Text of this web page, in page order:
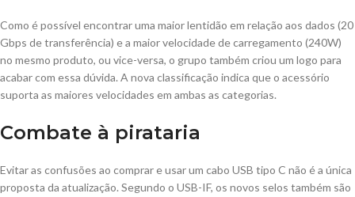
Como é possível encontrar uma maior lentidão em relação aos dados (20
Gbps de transferência) e a maior velocidade de carregamento (240W)
no mesmo produto, ou vice-versa, o grupo também criou um logo para
acabar com essa dúvida. A nova classificação indica que o acessório
suporta as maiores velocidades em ambas as categorias.
Combate à pirataria
Evitar as confusões ao comprar e usar um cabo USB tipo C não é a única
proposta da atualização. Segundo o USB-IF, os novos selos também são